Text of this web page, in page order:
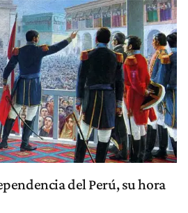
del Perú, su hora